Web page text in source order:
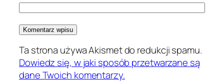
Ta strona używa Akismet do redukcji spamu.
Dowiedz się, w jaki sposób przetwarzane są
dane Twoich komentarzy.